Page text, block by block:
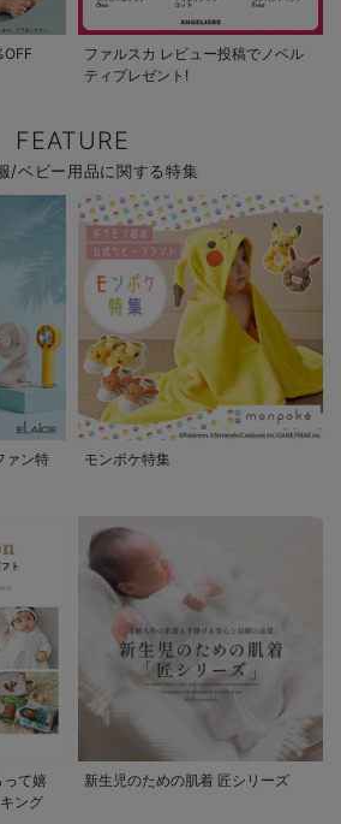
ファルスカ レビュー投稿でノベル
ティプレゼント!
FEATURE
/ベビー用品に関する特集
ァン特
モンポケ特集
って嬉
ング
新生児のための肌着 匠シリーズ